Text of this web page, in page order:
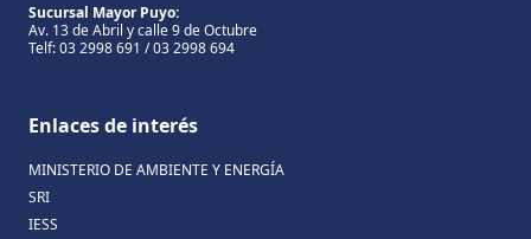
Sucursal Mayor Puyo:
Av. 13 de Abril y calle 9 de Octubre
Telf: 03 2998 691 / 03 2998 694
Enlaces de interés
MINISTERIO DE AMBIENTE Y ENERGÍA
SRI
IESS